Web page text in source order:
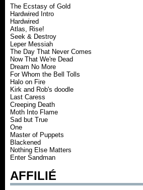
The Ecstasy of Gold
Hardwired Intro
Hardwired
Atlas, Rise!
Seek & Destroy
Leper Messiah
The Day That Never Comes
Now That We're Dead
Dream No More
For Whom the Bell Tolls
Halo on Fire
Kirk and Rob's doodle
Last Caress
Creeping Death
Moth Into Flame
Sad but True
One
Master of Puppets
Blackened
Nothing Else Matters
Enter Sandman
AFFILIÉ